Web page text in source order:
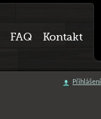
Přihlášení
FAQ Kontakt